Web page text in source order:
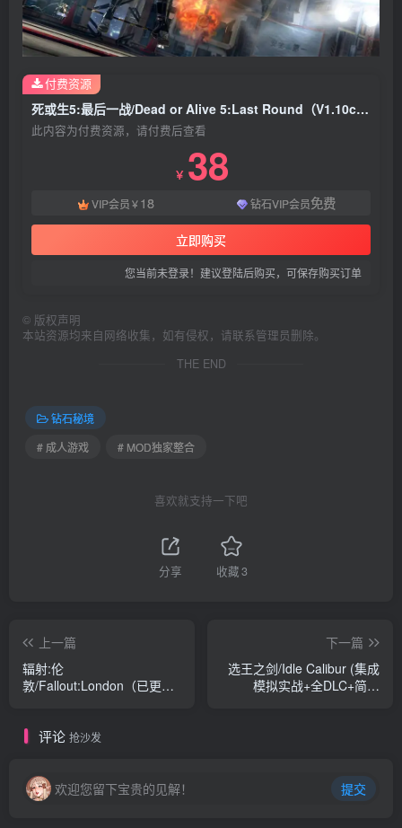
死或生5:最后一战/Dead or Alive 5:Last Round（V1.10c+集成全DLCs+果体MOD+全服装全人物存档+游戏修改器）
此内容为付费资源，请付费后查看
￥ 38
VIP会员 ￥ 18 钻石VIP会员免费
立即购买
您当前未登录！建议登陆后购买，可保存购买订单
付费资源
© 版权声明
本站资源均来自网络收集，如有侵权，请联系管理员删除。
THE END
钻石秘境
# 成人游戏
# MOD独家整合
喜欢就支持一下吧
分享 收藏3
上一篇
辐射:伦
敦/Fallout:London（已更新
下一篇
选王之剑/Idle Calibur (集成
模拟实战+全DLC+简单
评论 抢沙发
欢迎您留下宝贵的见解！ 提交